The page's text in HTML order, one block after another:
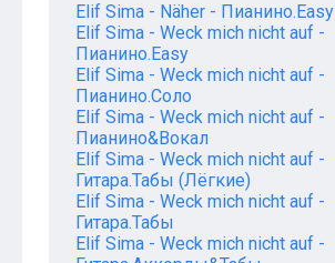
Elif Sima - Näher - Пианино.Easy
Elif Sima - Weck mich nicht auf -
Пианино.Easy
Elif Sima - Weck mich nicht auf -
Пианино.Соло
Elif Sima - Weck mich nicht auf -
Пианино&Вокал
Elif Sima - Weck mich nicht auf -
Гитара.Табы (Лёгкие)
Elif Sima - Weck mich nicht auf -
Гитара.Табы
Elif Sima - Weck mich nicht auf -